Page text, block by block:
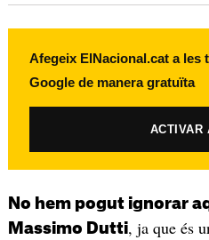
Afegeix ElNacional.cat a les
Google de manera gratuïta
ACTIVAR
No hem pogut ignorar
Massimo Dutti, ja que és